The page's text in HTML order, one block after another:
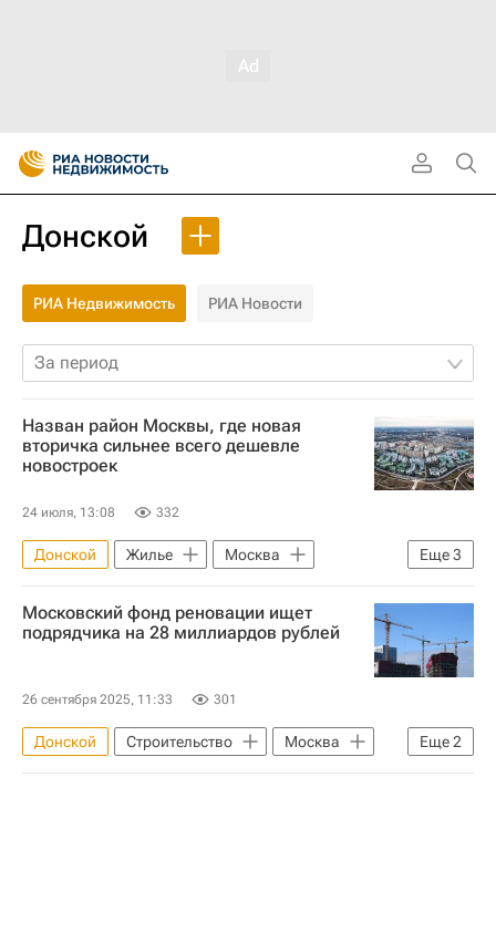
Донской
РИА Недвижимость РИА Новости
За период
Назван район Москвы, где новая
вторичка сильнее всего дешевле
новостроек
24 июля, 13:08 332
Еще3
Донской Жилье
Москва
Отрадное
Вторичное жилье
Авито
Московский фонд реновации ищет
подрядчика на 28 миллиардов рублей
26 сентября 2025, 11:33 301
Еще2
Донской Строительство
Москва
Бирюлево Восточное
Инфраструктура